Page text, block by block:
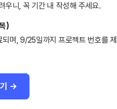
우니, 꼭 기간 내 작성해 주세요.
)
며, 9/25일까지 프로젝트 번호를
기 →